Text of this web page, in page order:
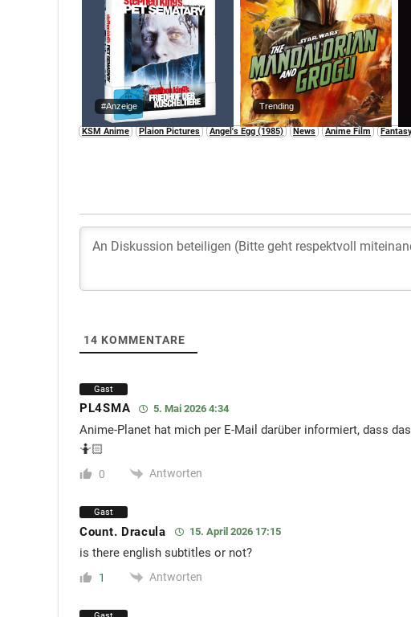
#Anzeige Trending
KSM Anime Plaion Pictures Angel's Egg (1985) News Anime Film
14 KOMMENTARE
Gast
PL4SMA 5. Mai 2026 4:34
Anime-Planet hat mich per E-Mail darüber informiert, dass
🤷🏻
0 Antworten
Gast
Count. Dracula 15. April 2026 17:15
is there english subtitles or not?
1 Antworten